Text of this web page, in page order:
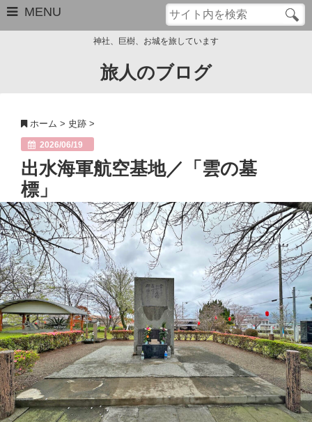
MENU
サイトマップ
管理人のプロフィール
Close
神社、巨樹、お城を旅しています
旅人のブログ
ホーム > 史跡 >
2026/06/19
出水海軍航空基地／「雲の墓
標」